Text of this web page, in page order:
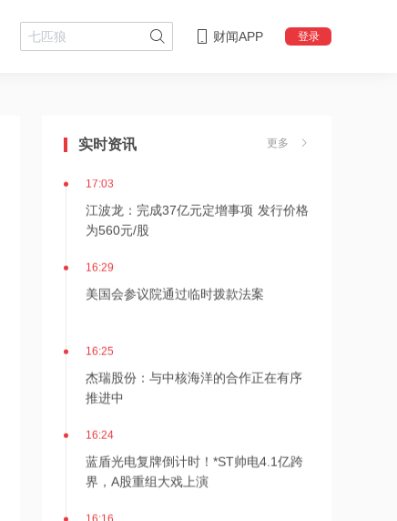
财闻APP 登录
实时资讯 更多
17:03
江波龙：完成37亿元定增事项 发行价格
为560元/股
16:29
美国会参议院通过临时拨款法案
16:25
杰瑞股份：与中核海洋的合作正在有序
推进中
16:24
蓝盾光电复牌倒计时！*ST帅电4.1亿跨
界，A股重组大戏上演
16:16